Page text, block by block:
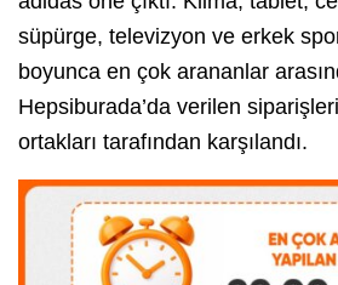
süpürge, televizyon ve erkek
boyunca en çok arananlar
Hepsiburada’da verilen
ortakları tarafından karşılandı.